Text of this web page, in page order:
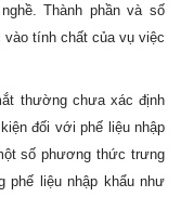
Thành phần và số
tính chất của vụ việc
thường chưa xác định
đối với phế liệu nhập
số phương thức trưng
phế liệu nhập khẩu như